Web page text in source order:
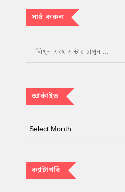
সার্চ করুন
আর্কাইভ
ক্যাটাগরি